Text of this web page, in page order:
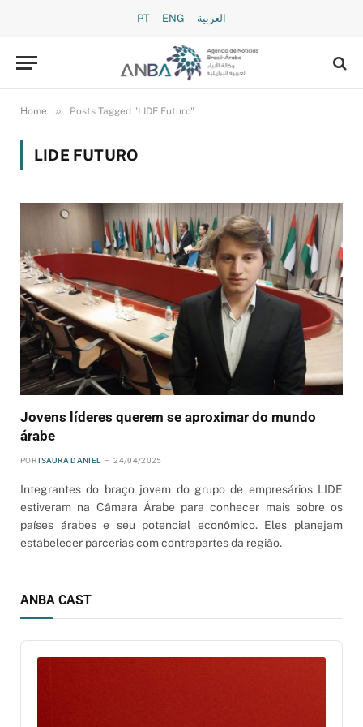
PT ENG العربية
Home » Posts Tagged "LIDE Futuro"
LIDE FUTURO
Jovens líderes querem se aproximar do mundo
árabe
POR ISAURA DANIEL 24/04/2025
Integrantes do braço jovem do grupo de empresários LIDE
estiveram na Câmara Árabe para conhecer mais sobre os
países árabes e seu potencial econômico. Eles planejam
estabelecer parcerias com contrapartes da região.
ANBA CAST
Audio
Player